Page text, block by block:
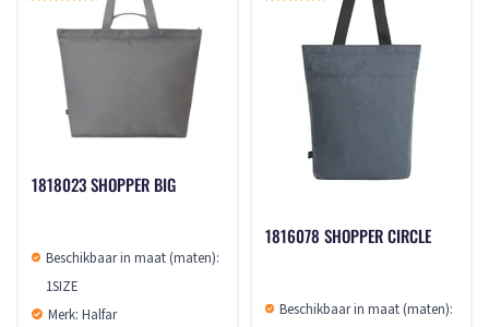
1818023 SHOPPER BIG
Beschikbaar in maat (maten):
1SIZE
Merk: Halfar
1816078 SHOPPER CIRCLE
Beschikbaar in maat (maten):